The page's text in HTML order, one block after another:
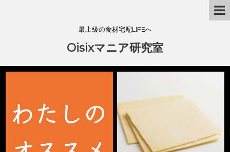
最上級の食材宅配LIFEへ
Oisixマニア研究室